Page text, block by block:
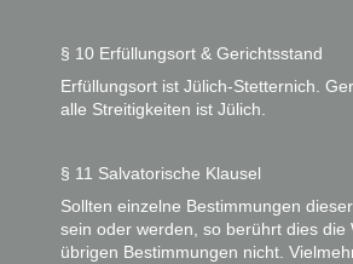
§ 10 Erfüllungsort & Gerichtsstand
Erfüllungsort ist Jülich-Stetternich.
alle Streitigkeiten ist Jülich.
§ 11 Salvatorische Klausel
Sollten einzelne Bestimmungen
sein oder werden, so berührt dies die
übrigen Bestimmungen nicht.